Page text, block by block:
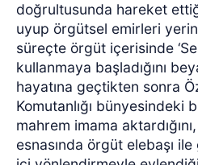
doğrultusunda hareket
uyup örgütsel emirleri
süreçte örgüt içerisinde
kullanmaya başladığını
hayatına geçtikten sonra
Komutanlığı bünyesindeki
mahrem imama
esnasında örgüt elebaşı